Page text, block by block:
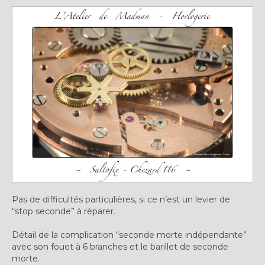
Pas de difficultés particulières, si ce n’est un levier de
“stop seconde” à réparer.
Détail de la complication “seconde morte indépendante”
avec son fouet à 6 branches et le barillet de seconde
morte.